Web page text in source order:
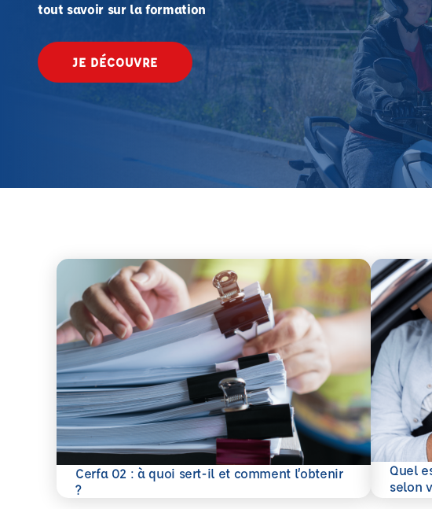
tout savoir sur la formation
JE DÉCOUVRE
Cerfa 02 : à quoi sert-il et comment l’obtenir
?
En savoir plus
Quel
selon
En